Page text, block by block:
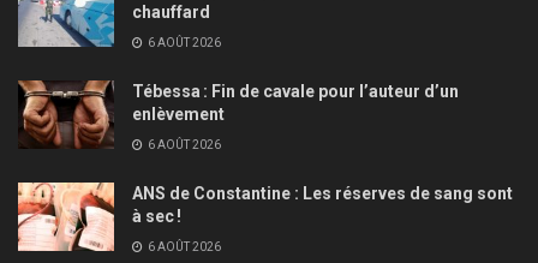
chauffard
6 AOÛT 2026
Tébessa : Fin de cavale pour l’auteur d’un
enlèvement
6 AOÛT 2026
ANS de Constantine : Les réserves de sang sont
à sec !
6 AOÛT 2026